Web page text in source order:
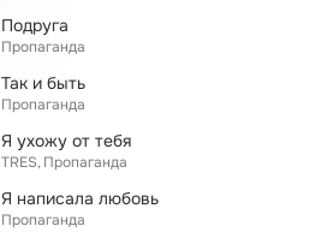
Подруга
Пропаганда
Так и быть
Пропаганда
Я ухожу от тебя
TRES Пропаганда
Я написала любовь
Пропаганда